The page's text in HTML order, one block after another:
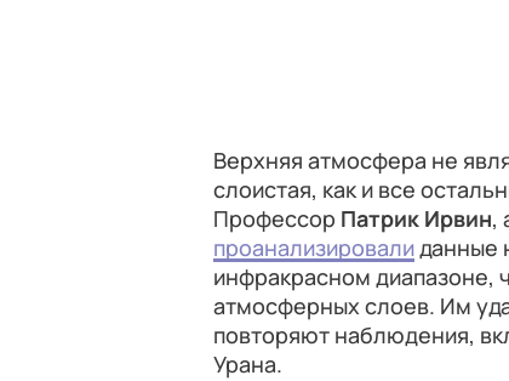
Верхняя атмосфера не
слоистая, как и все
Профессор Патрик Ирвин,
проанализировалиданные
инфракрасном диапазоне,
атмосферных слоев. Им
повторяют наблюдения,
Урана.